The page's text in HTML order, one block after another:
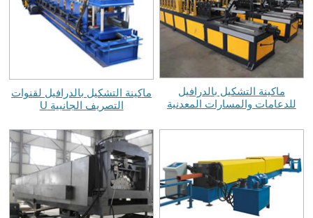
ماكينة التشكيل بالدرافيل
للدعامات والمسارات المعدنية
ماكينة التشكيل بالدرافيل لقنوات
التصريف الجانبية U